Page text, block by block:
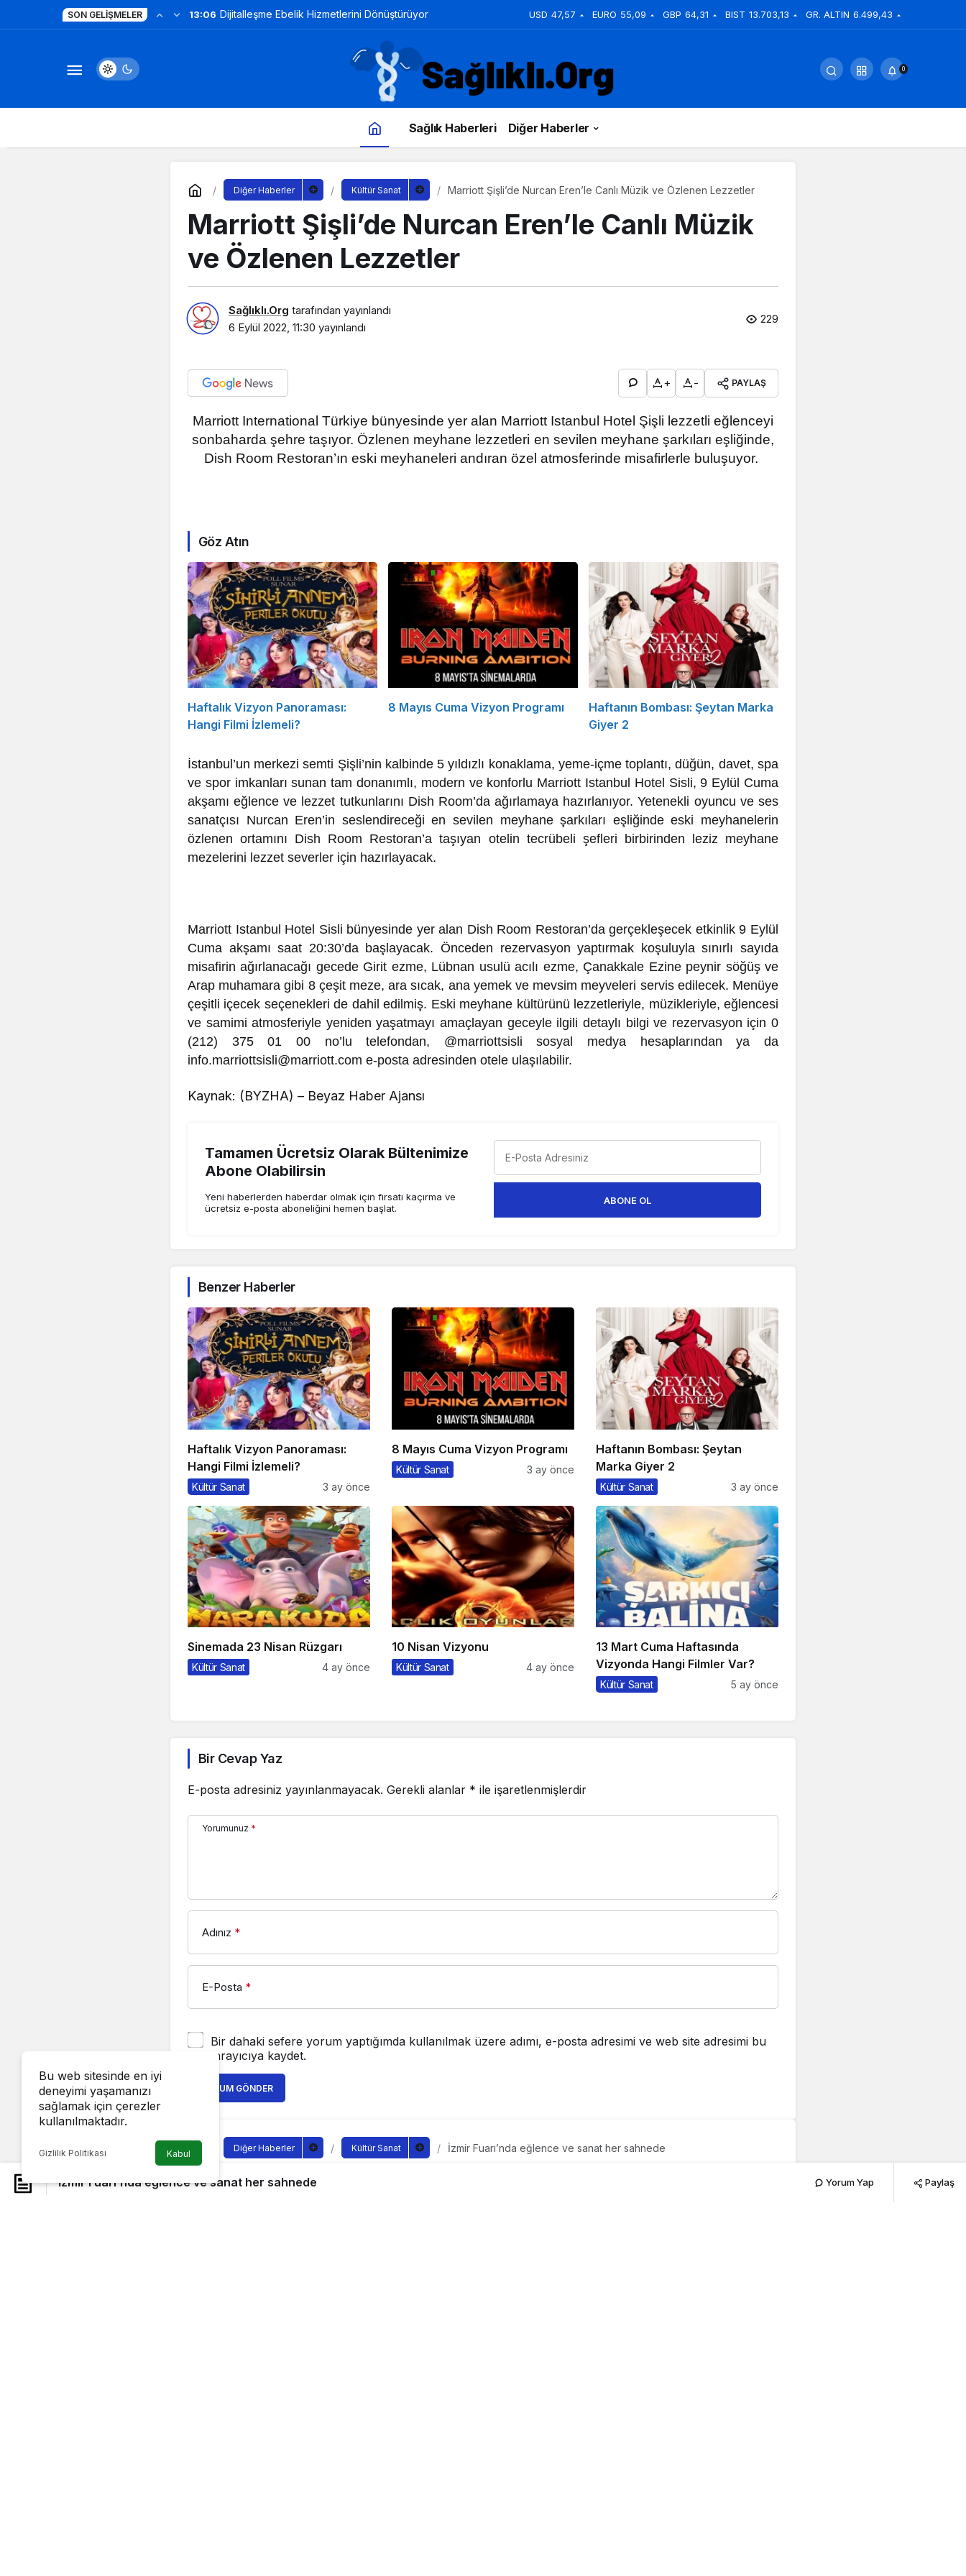
SON GELIŞMELER 13:06 Dijitalleşme Ebelik Hizmetlerini Dönüştürüyor USD 47,57 EURO 55,09 GBP 64,31 BIST 13.703,13 GR. ALTIN 6.499,43
0
Sağlık Haberleri Diğer Haberler
Diğer Haberler Kültür Sanat Marriott Şişli’de Nurcan Eren’le Canlı Müzik ve Özlenen Lezzetler
Marriott Şişli’de Nurcan Eren’le Canlı Müzik
ve Özlenen Lezzetler
Sağlıklı.Org tarafından yayınlandı
6 Eylül 2022, 11:30 yayınlandı
229
+ - PAYLAŞ
Marriott International Türkiye bünyesinde yer alan Marriott Istanbul Hotel Şişli lezzetli eğlenceyi
sonbaharda şehre taşıyor. Özlenen meyhane lezzetleri en sevilen meyhane şarkıları eşliğinde,
Dish Room Restoran’ın eski meyhaneleri andıran özel atmosferinde misafirlerle buluşuyor.
Göz Atın
Haftalık Vizyon Panoraması:
Hangi Filmi İzlemeli?
8 Mayıs Cuma Vizyon Programı
Haftanın Bombası: Şeytan Marka
Giyer 2
İstanbul’un merkezi semti Şişli’nin kalbinde 5 yıldızlı konaklama, yeme-içme toplantı, düğün, davet, spa
ve spor imkanları sunan tam donanımlı, modern ve konforlu Marriott Istanbul Hotel Sisli, 9 Eylül Cuma
akşamı eğlence ve lezzet tutkunlarını Dish Room’da ağırlamaya hazırlanıyor. Yetenekli oyuncu ve ses
sanatçısı Nurcan Eren’in seslendireceği en sevilen meyhane şarkıları eşliğinde eski meyhanelerin
özlenen ortamını Dish Room Restoran’a taşıyan otelin tecrübeli şefleri birbirinden leziz meyhane
mezelerini lezzet severler için hazırlayacak.
Marriott Istanbul Hotel Sisli bünyesinde yer alan Dish Room Restoran’da gerçekleşecek etkinlik 9 Eylül
Cuma akşamı saat 20:30’da başlayacak. Önceden rezervasyon yaptırmak koşuluyla sınırlı sayıda
misafirin ağırlanacağı gecede Girit ezme, Lübnan usulü acılı ezme, Çanakkale Ezine peynir söğüş ve
Arap muhamara gibi 8 çeşit meze, ara sıcak, ana yemek ve mevsim meyveleri servis edilecek. Menüye
çeşitli içecek seçenekleri de dahil edilmiş. Eski meyhane kültürünü lezzetleriyle, müzikleriyle, eğlencesi
ve samimi atmosferiyle yeniden yaşatmayı amaçlayan geceyle ilgili detaylı bilgi ve rezervasyon için 0
(212) 375 01 00 no’lu telefondan, @marriottsisli sosyal medya hesaplarından ya da
info.marriottsisli@marriott.com e-posta adresinden otele ulaşılabilir.
Kaynak: (BYZHA) – Beyaz Haber Ajansı
Tamamen Ücretsiz Olarak Bültenimize
Abone Olabilirsin
Yeni haberlerden haberdar olmak için fırsatı kaçırma ve
ücretsiz e-posta aboneliğini hemen başlat.
ABONE OL
Benzer Haberler
Haftalık Vizyon Panoraması:
Hangi Filmi İzlemeli?
Kültür Sanat 3 ay önce
8 Mayıs Cuma Vizyon Programı
Kültür Sanat 3 ay önce
Haftanın Bombası: Şeytan
Marka Giyer 2
Kültür Sanat 3 ay önce
Sinemada 23 Nisan Rüzgarı
Kültür Sanat 4 ay önce
10 Nisan Vizyonu
Kültür Sanat 4 ay önce
13 Mart Cuma Haftasında
Vizyonda Hangi Filmler Var?
Kültür Sanat 5 ay önce
Bir Cevap Yaz
E-posta adresiniz yayınlanmayacak. Gerekli alanlar * ile işaretlenmişlerdir
Yorumunuz *
Adınız *
E-Posta *
Bir dahaki sefere yorum yaptığımda kullanılmak üzere adımı, e-posta adresimi ve web site adresimi bu
tarayıcıya kaydet.
YORUM GÖNDER
Diğer Haberler Kültür Sanat İzmir Fuarı’nda eğlence ve sanat her sahnede
İzmir Fuarı’nda eğlence ve sanat her
İzmir Fuarı’nda eğlence ve sanat her sahnede Yorum Yap Paylaş
Bu web sitesinde en iyi
deneyimi yaşamanızı
sağlamak için çerezler
kullanılmaktadır.
Gizlilik Politikası Kabul